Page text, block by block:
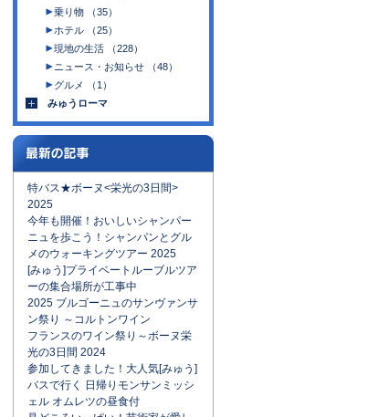
乗り物 （35）
ホテル （25）
現地の生活 （228）
ニュース・お知らせ （48）
グルメ （1）
みゅうローマ
特バス★ボーヌ<栄光の3日間>
2025
今年も開催！おいしいシャンパー
ニュを歩こう！シャンパンとグル
メのウォーキングツアー 2025
[みゅう]プライベートルーブルツア
ーの集合場所が工事中
2025 ブルゴーニュのサンヴァンサ
ン祭り ～コルトンワイン
フランスのワイン祭り～ボーヌ栄
光の3日間 2024
参加してきました！大人気[みゅう]
バスで行く 日帰りモンサンミッシ
ェル オムレツの昼食付